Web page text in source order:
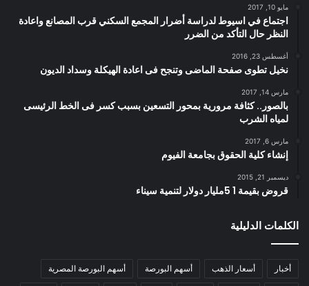
مايو 10, 2017
اجتماع في اسيوط لدراسة أضرار المجمع السكني قرب المصانع واعادة
النظر حال التأكد من الضرر
أغسطس 23, 2016
نخيل تطوى صفحة الماضى وتنجح فى اعادة الهيكلة وسداد الديون
مارس 14, 2017
بالصور.. كثافة مرورية بمحور التسعين بسبب كسر فى الخط الرئيسى
لمياه الشرب
مارس 6, 2017
إنشاء كلية الحقوق بجامعة الفيوم
ديسمبر 21, 2015
قروض بقيمة 1 5مليار دولار لتنمية سيناء
الكلمات الدليلية
أخبار أسعار الذهب أسهم البورصة أسهم البورصة المصرية